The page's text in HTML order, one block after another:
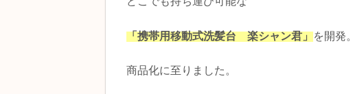
「携帯用移動式洗髪台 楽シャン君」 を開発。
商品化に至りました。